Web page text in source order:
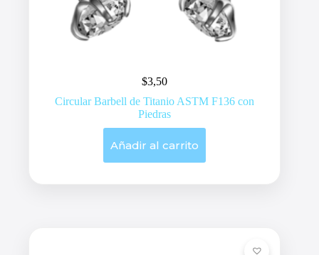
$3,50
Circular Barbell de Titanio ASTM F136 con
Piedras
Añadir al carrito